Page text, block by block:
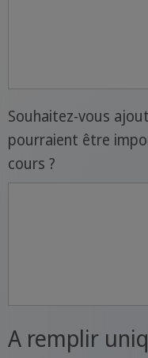
Souhaitez-vous
pourraient être
cours ?
A remplir